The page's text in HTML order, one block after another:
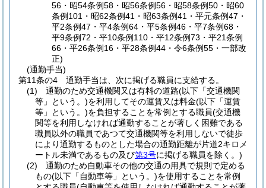
56・昭54条例58・昭56条例56・昭58条例50・昭60
条例101・昭62条例41・昭63条例41・平元条例47・
平2条例47・平4条例64・平5条例46・平7条例68・
平9条例72・平10条例110・平12条例73・平21条例
66・平26条例16・平28条例44・令6条例55・一部改
正)
(通勤手当)
第11条の4
通勤手当は、次に掲げる職員に支給する。
(1)
通勤のため交通機関又は有料の道路(以下「交通機関
等」という。)を利用してその運賃又は料金(以下「運賃
等」という。)を負担することを常例とする職員(交通機
関等を利用しなければ通勤することが著しく困難である
職員以外の職員であつて交通機関等を利用しないで徒歩
により通勤するものとした場合の通勤距離が片道2キロメ
ートル未満であるもの及び第3号に掲げる職員を除く。)
(2)
通勤のため自動車その他の交通の用具で規則で定める
もの(以下「自動車等」という。)を使用することを常例